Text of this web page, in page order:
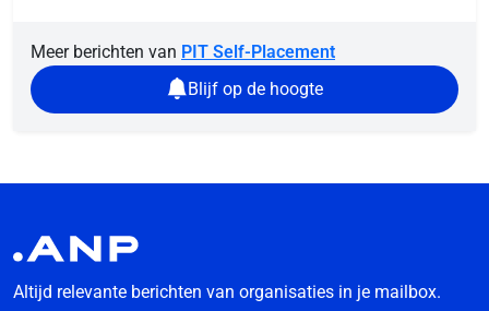
Meer berichten van PIT Self-Placement
Blijf op de hoogte
Altijd relevante berichten van organisaties in je mailbox.